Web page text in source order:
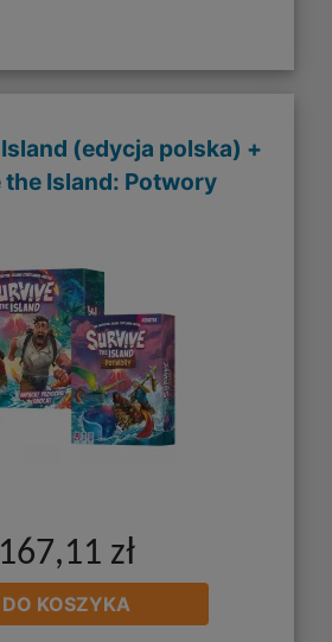
(edycja polska) +
the Island: Potwory
167,11 zł
DO KOSZYKA